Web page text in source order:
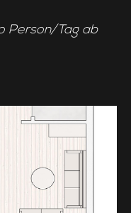
Person/Tag ab